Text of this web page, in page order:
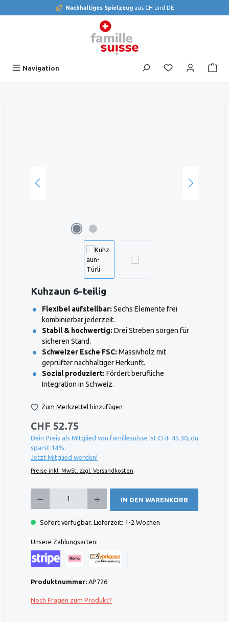
Nachhaltiges Spielzeug aus CH und DE
Navigation Du hast 0
Kuhzaun 6-teilig
Flexibel aufstellbar: Sechs Elemente frei
kombinierbar jederzeit.
Stabil & hochwertig: Drei Streben sorgen für
sicheren Stand.
Schweizer Esche FSC: Massivholz mit
geprüfter nachhaltiger Herkunft.
Sozial produziert: Fördert berufliche
Integration in Schweiz.
Zum Merkzettel hinzufügen
CHF 52.75
Dein Preis als Mitglied von famillesuisse ist CHF 45.30, du
sparst 14%.
Jetzt Mitglied werden!
Preise inkl. MwSt. zzgl. Versandkosten
IN DEN WARENKORB
Sofort verfügbar, Lieferzeit: 1-2 Wochen
Unsere Zahlungsarten:
Produktnummer: AP726
Noch Fragen zum Produkt?